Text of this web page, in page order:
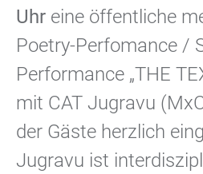
Uhr eine öffentliche
Poetry-Perfomance /
Performance „THE
mit CAT Jugravu
der Gäste herzlich
Jugravu ist